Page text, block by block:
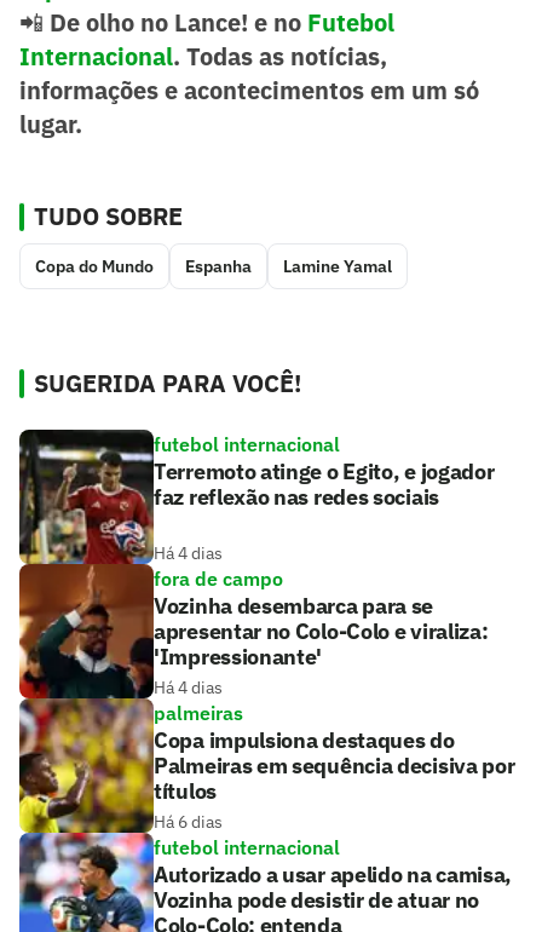
📲 De olho no Lance! e no Futebol
Internacional. Todas as notícias,
informações e acontecimentos em um só
lugar.
TUDO SOBRE
Copa do Mundo Espanha Lamine Yamal
SUGERIDA PARA VOCÊ!
futebol internacional
Terremoto atinge o Egito, e jogador
faz reflexão nas redes sociais
Há 4 dias
fora de campo
Vozinha desembarca para se
apresentar no Colo-Colo e viraliza:
'Impressionante'
Há 4 dias
palmeiras
Copa impulsiona destaques do
Palmeiras em sequência decisiva por
títulos
Há 6 dias
futebol internacional
Autorizado a usar apelido na camisa,
Vozinha pode desistir de atuar no
Colo-Colo; entenda